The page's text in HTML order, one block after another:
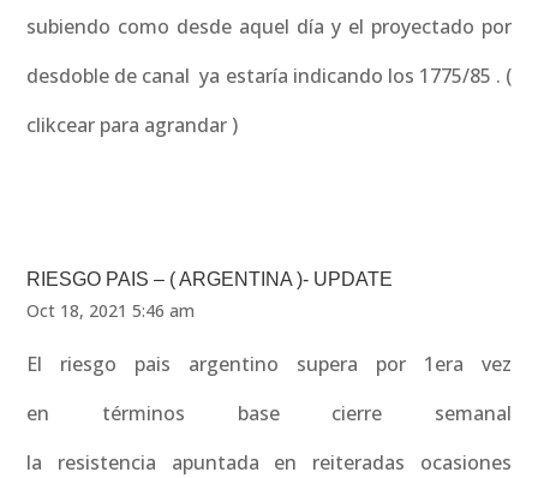
subiendo como desde aquel día y el proyectado por
desdoble de canal ya estaría indicando los 1775/85 . (
clikcear para agrandar )
RIESGO PAIS – ( ARGENTINA )- UPDATE
Oct 18, 2021 5:46 am
El riesgo pais argentino supera por 1era vez
en términos base cierre semanal
la resistencia apuntada en reiteradas ocasiones